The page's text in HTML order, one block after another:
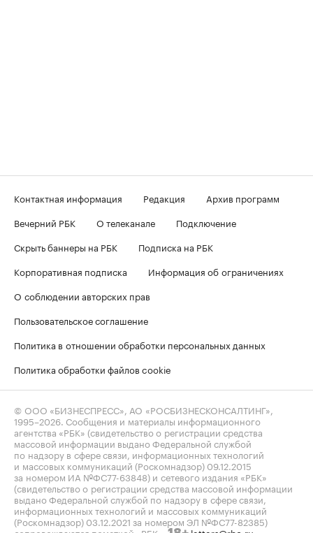
Контактная информация Редакция
Архив программ
Вечерний РБК
О телеканале
Подключение
Скрыть баннеры на РБК
Подписка на РБК
Корпоративная подписка
Информация об ограничениях
О соблюдении авторских прав
Пользовательское соглашение
Политика в отношении обработки персональных данных
Политика обработки файлов cookie
© ООО «БИЗНЕСПРЕСС», АО «РОСБИЗНЕСКОНСАЛТИНГ»,
1995–2026 . Сообщения и материалы информационного
агентства «РБК» (свидетельство о регистрации средства
массовой информации выдано Федеральной службой
по надзору в сфере связи, информационных технологий
и массовых коммуникаций (Роскомнадзор) 09.12.2015
за номером ИА №ФС77-63848) и сетевого издания «РБК»
(свидетельство о регистрации средства массовой информации
выдано Федеральной службой по надзору в сфере связи,
информационных технологий и массовых коммуникаций
(Роскомнадзор) 03.12.2021 за номером ЭЛ №ФС77-82385)